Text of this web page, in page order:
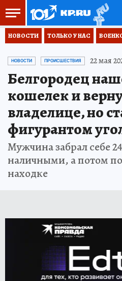
НОВОСТИ ТОЛЬКО У НАС
НОВОСТИ ПРОИСШЕСТВИЯ 22 мая
Белгородец
кошелек и
владелице, но
фигурантом
Мужчина забрал себе
наличными, а потом
находке